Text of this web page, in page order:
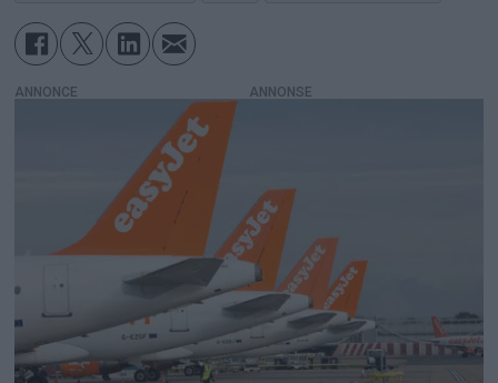
ANNONCE